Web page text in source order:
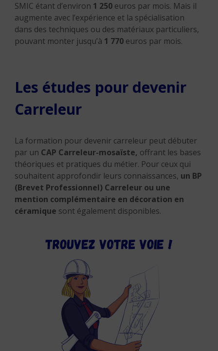
SMIC étant d’environ 1 250 euros par mois. Mais il
augmente avec l’expérience et la spécialisation
dans des techniques ou des matériaux particuliers,
pouvant monter jusqu’à 1 770 euros par mois.
Les études pour devenir
Carreleur
La formation pour devenir carreleur peut débuter
par un CAP Carreleur-mosaïste, offrant les bases
théoriques et pratiques du métier. Pour ceux qui
souhaitent approfondir leurs connaissances, un BP
(Brevet Professionnel) Carreleur ou une
mention complémentaire en décoration en
céramique sont également disponibles.